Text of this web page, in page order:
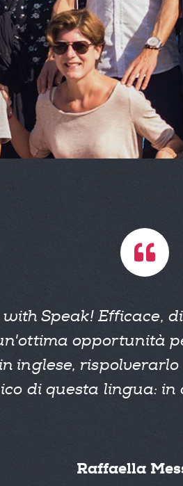
with Speak! Efficace,
opportunità
inglese,
di questa lingua: in
Raffaella